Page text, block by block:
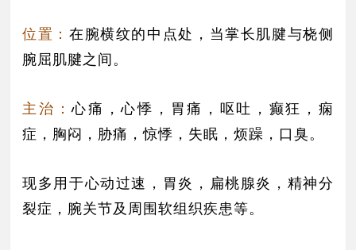
位置： 在腕横纹的中点处，当掌长肌腱与桡侧
腕屈肌腱之间。
主治：心痛，心悸，胃痛，呕吐，癫狂，痫
症，胸闷，胁痛，惊悸，失眠，烦躁，口臭。
现多用于心动过速，胃炎，扁桃腺炎，精神分
裂症，腕关节及周围软组织疾患等。